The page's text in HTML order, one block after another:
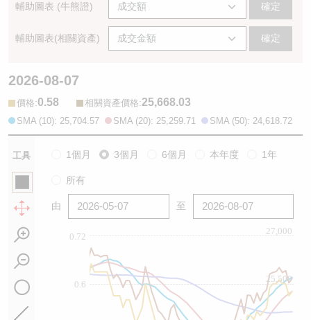
輔助圖表 (牛熊證) 確定
輔助圖表(相關資產) 確定
2026-08-07
價格:0.58 相關資產價格:25,668.03
SMA (10): 25,704.57 SMA (20): 25,259.71 SMA (50): 24,618.72
工具 1個月 3個月 6個月 本年度 1年
所有
由 至
0.6
0.72
25,500
27,000